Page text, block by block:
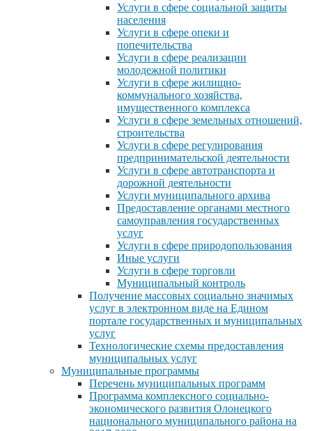
Услуги в сфере социальной защиты
населения
Услуги в сфере опеки и
попечительства
Услуги в сфере реализации
молодежной политики
Услуги в сфере жилищно-
коммунального хозяйства,
имущественного комплекса
Услуги в сфере земельных отношений,
строительства
Услуги в сфере регулирования
предпринимательской деятельности
Услуги в сфере автотранспорта и
дорожной деятельности
Услуги муниципального архива
Предоставление органами местного
самоуправления государственных
услуг
Услуги в сфере природопользования
Иные услуги
Услуги в сфере торговли
Муниципальный контроль
Получение массовых социально значимых
услуг в электронном виде на Едином
портале государственных и муниципальных
услуг
Технологические схемы предоставления
муниципальных услуг
Муниципальные программы
Перечень муниципальных программ
Программа комплексного социально-
экономического развития Олонецкого
национального муниципального района на